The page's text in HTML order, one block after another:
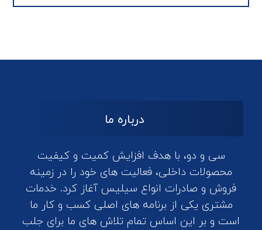
درباره ما
سی و دو، با هدف افزایش کمیت و کیفیت
محصولات داخلی، فعالیت های خود را در زمینه
فروش و صادرات انواع سیلیس آغاز کرد. خدمات
مشتری یکی از برنامه های اصلی کسب و کار ما
است و بر این اساس تمام تلاش های ما برای جلب